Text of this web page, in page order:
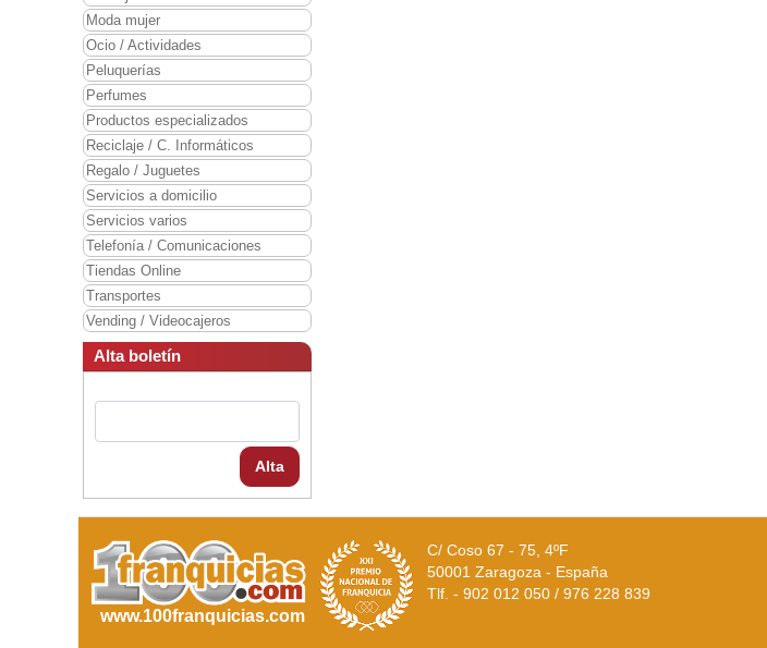
Moda mujer
Ocio / Actividades
Peluquerías
Perfumes
Productos especializados
Reciclaje / C. Informáticos
Regalo / Juguetes
Servicios a domicilio
Servicios varios
Telefonía / Comunicaciones
Tiendas Online
Transportes
Vending / Videocajeros
Alta boletín
Alta
www.100franquicias.com
C/ Coso 67 - 75, 4ºF
50001 Zaragoza - España
Tlf. - 902 012 050 / 976 228 839